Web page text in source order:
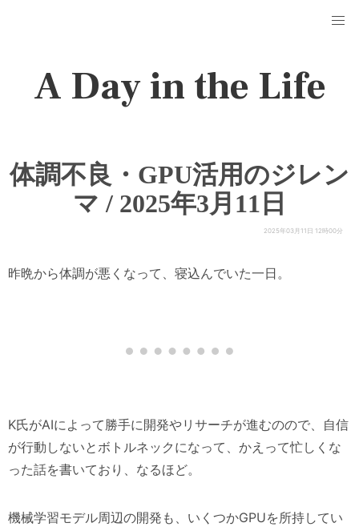
A Day in the Life
体調不良・GPU活用のジレン
マ / 2025年3月11日
2025年03月11日 12時00分
昨晩から体調が悪くなって、寝込んでいた一日。
K氏がAIによって勝手に開発やリサーチが進むのので、自信
が行動しないとボトルネックになって、かえって忙しくな
った話を書いており、なるほど。
機械学習モデル周辺の開発も、いくつかGPUを所持してい